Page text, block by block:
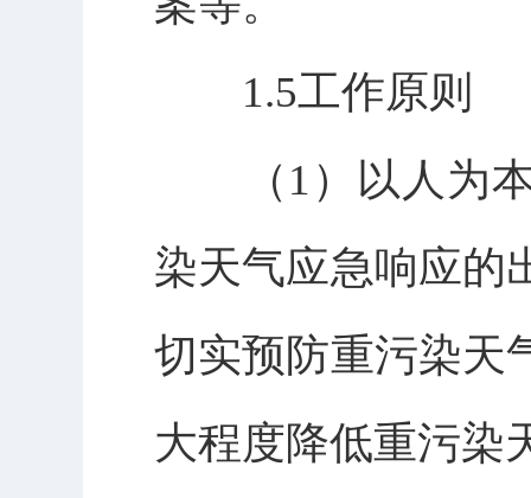
1.5工作原则
（1）以人为本
染天气应急响应的
切实预防重污染天
大程度降低重污染